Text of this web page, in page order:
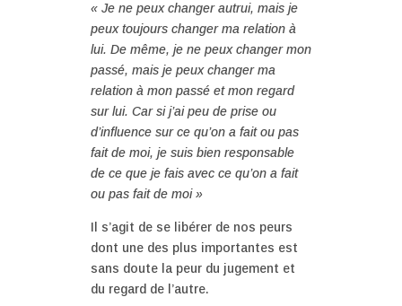
« Je ne peux changer autrui, mais je
peux toujours changer ma relation à
lui. De même, je ne peux changer mon
passé, mais je peux changer ma
relation à mon passé et mon regard
sur lui. Car si j’ai peu de prise ou
d’influence sur ce qu’on a fait ou pas
fait de moi, je suis bien responsable
de ce que je fais avec ce qu’on a fait
ou pas fait de moi »
Il s’agit de se libérer de nos peurs
dont une des plus importantes est
sans doute la peur du jugement et
du regard de l’autre.